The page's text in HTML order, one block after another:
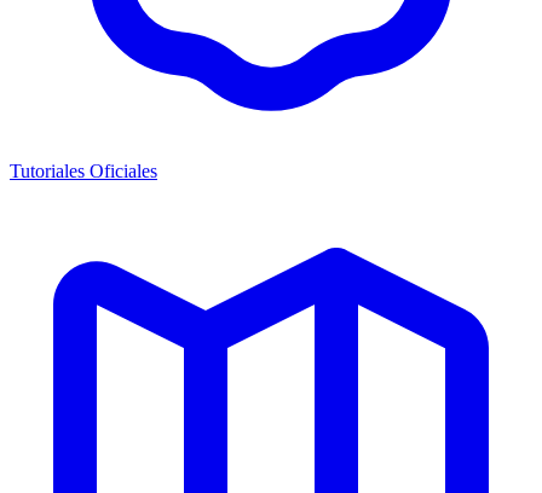
Tutoriales Oficiales